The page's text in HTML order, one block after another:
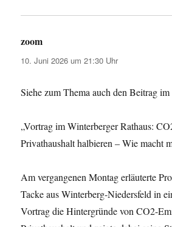
zoom
10. Juni 2026 um 21:30 Uhr
Siehe zum Thema auch den Beitrag
„Vortrag im Winterberger Rathaus:
Privathaushalt halbieren – Wie macht
Am vergangenen Montag erläuterte
Tacke aus Winterberg-Niedersfeld in
Vortrag die Hintergründe von CO2-